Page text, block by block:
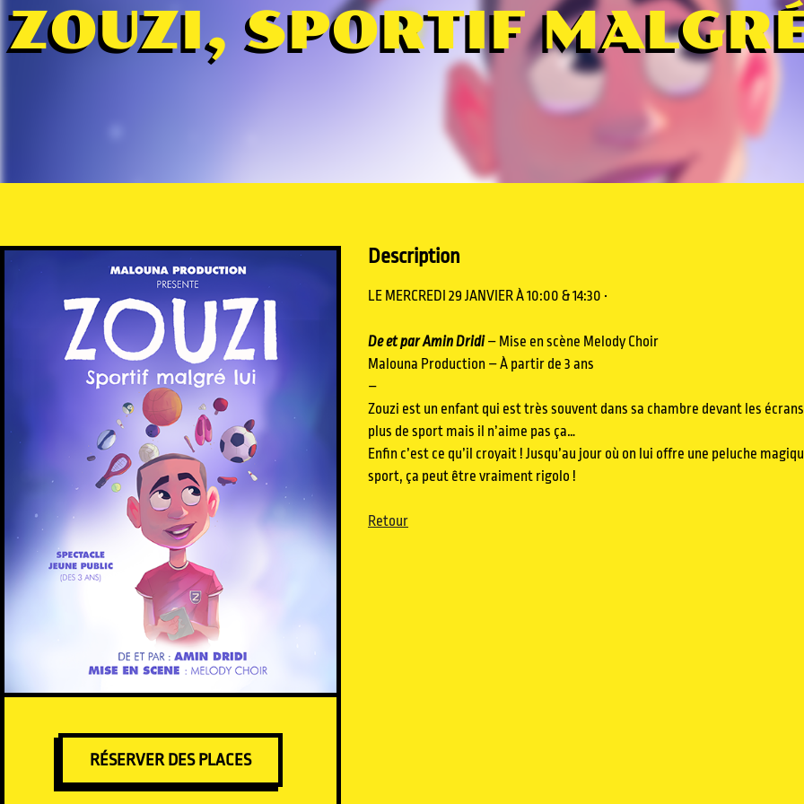
ZOUZI, SPORTIF
RÉSERVER DES PLACES
Description
LE MERCREDI 29 JANVIER À 10:00 & 14:30 •
De et par Amin Dridi– Mise en scène Melody Choir
Malouna Production – À partir de 3 ans
–
Zouzi est un enfant qui est très souvent dans sa chambre devant les
plus de sport mais il n’aime pas ça…
Enfin c’est ce qu’il croyait ! Jusqu’au jour où on lui offre une peluche
sport, ça peut être vraiment rigolo !
Retour